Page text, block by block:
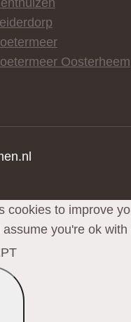
Oosterheem
cookies to improve
you're ok with